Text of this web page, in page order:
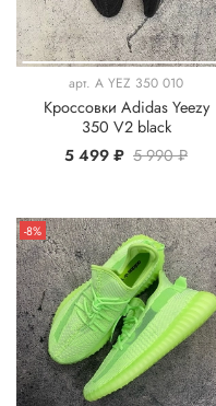
арт. A YEZ 350 010
Кроссовки Adidas Yeezy
350 V2 black
5 499 ₽ 5 990 ₽
-8%